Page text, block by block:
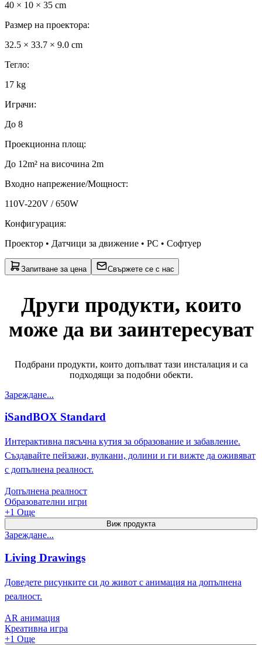
40 × 10 × 35 cm
Размер на проектора:
32.5 × 33.7 × 9.0 cm
Тегло:
17 kg
Играчи:
До 8
Проекционна площ:
До 12m² на височина 2m
Входно напрежение/Мощност:
110V-220V / 650W
Конфигурация:
Проектор • Датчици за движение • PC • Софтуер
Запитване за цена Свържете се с нас
Други продукти, които
може да ви заинтересуват
Подбрани продукти, които допълват тази инсталация и са
подходящи за подобни обекти.
Зареждане...
iSandBOX Standard
Интерактивна пясъчна кутия за образование и забавление.
Създавайте пейзажи, вулкани, долини и ги вижте да оживяват
с допълнена реалност.
Допълнена реалност
Образователни игри
+1 Още
Виж продукта
Зареждане...
Living Drawings
Доведете рисунките си до живот с анимация на допълнена
реалност.
AR анимация
Креативна игра
+1 Още